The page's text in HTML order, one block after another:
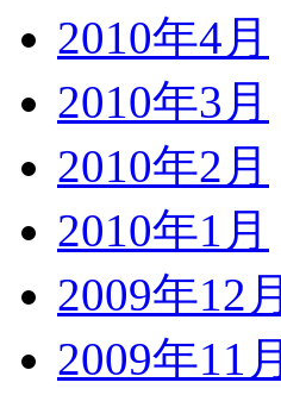
2010年4月
2010年3月
2010年2月
2010年1月
2009年12月
2009年11月